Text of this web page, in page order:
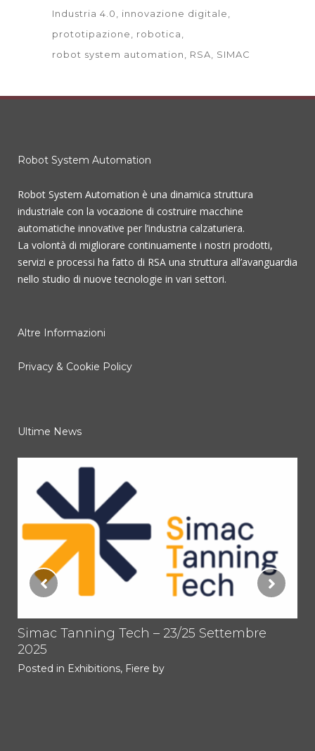
Industria 4.0
innovazione digitale
prototipazione
robotica
robot system automation
RSA SIMAC
Robot System Automation
Robot System Automation è una dinamica struttura
industriale con la vocazione di costruire macchine
automatiche innovative per l’industria calzaturiera.
La volontà di migliorare continuamente i nostri prodotti,
servizi e processi ha fatto di RSA una struttura all’avanguardia
nello studio di nuove tecnologie in vari settori.
Altre Informazioni
Privacy & Cookie Policy
Ultime News
Simac Tanning Tech – 23/25 Settembre
2025
Posted in Exhibitions, Fiere by